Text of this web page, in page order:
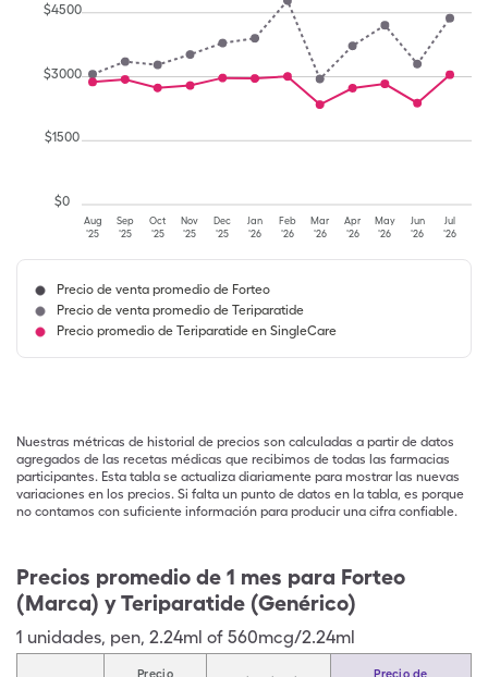
Aug
'25
Sep
'25
Oct
'25
Nov
'25
Dec
'25
Jan
'26
Feb
'26
Mar
'26
Apr
'26
May
'26
Jun
'26
Jul
'26
$0
$1500
$3000
$4500
Precio de venta promedio de Forteo
Precio de venta promedio de Teriparatide
Precio promedio de Teriparatide en SingleCare
Nuestras métricas de historial de precios son calculadas a partir de datos
agregados de las recetas médicas que recibimos de todas las farmacias
participantes. Esta tabla se actualiza diariamente para mostrar las nuevas
variaciones en los precios. Si falta un punto de datos en la tabla, es porque
no contamos con suficiente información para producir una cifra confiable.
Precios promedio de 1 mes para Forteo
(Marca) y Teriparatide (Genérico)
1 unidades, pen, 2.24ml of 560mcg/2.24ml
Precio Precio de